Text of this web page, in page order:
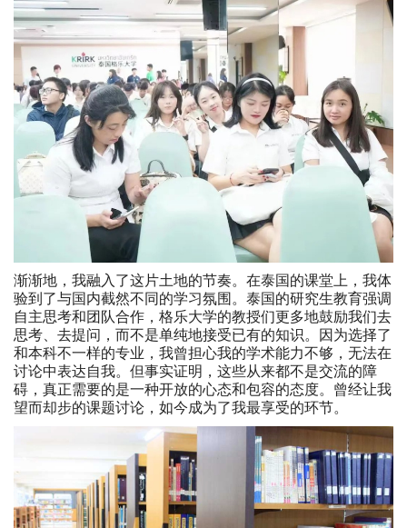
渐渐地，我融入了这片土地的节奏。在泰国的课堂上，我体
验到了与国内截然不同的学习氛围。泰国的研究生教育强调
自主思考和团队合作，格乐大学的教授们更多地鼓励我们去
思考、去提问，而不是单纯地接受已有的知识。因为选择了
和本科不一样的专业，我曾担心我的学术能力不够，无法在
讨论中表达自我。但事实证明，这些从来都不是交流的障
碍，真正需要的是一种开放的心态和包容的态度。曾经让我
望而却步的课题讨论，如今成为了我最享受的环节。